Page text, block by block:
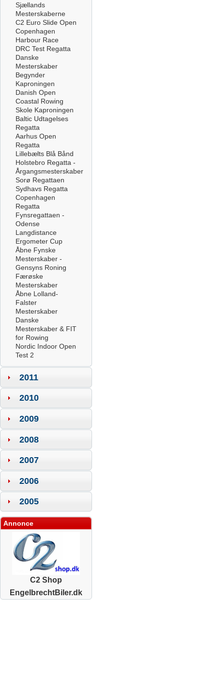
Sjællands
Mesterskaberne
C2 Euro Slide Open
Copenhagen
Harbour Race
DRC Test Regatta
Danske
Mesterskaber
Begynder
Kaproningen
Danish Open
Coastal Rowing
Skole Kaproningen
Baltic Udtagelses
Regatta
Aarhus Open
Regatta
Lillebælts Blå Bånd
Holstebro Regatta -
Årgangsmesterskaber
Sorø Regattaen
Sydhavs Regatta
Copenhagen
Regatta
Fynsregattaen -
Odense
Langdistance
Ergometer Cup
Åbne Fynske
Mesterskaber -
Gensyns Roning
Færøske
Mesterskaber
Åbne Lolland-
Falster
Mesterskaber
Danske
Mesterskaber & FIT
for Rowing
Nordic Indoor Open
Test 2
2011
2010
2009
2008
2007
2006
2005
Annonce
C2 Shop
EngelbrechtBiler.dk